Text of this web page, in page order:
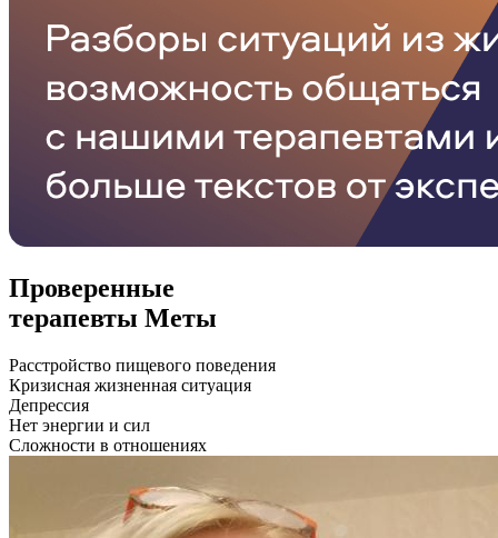
Проверенные
терапевты Меты
Расстройство пищевого поведения
Кризисная жизненная ситуация
Депрессия
Нет энергии и сил
Сложности в отношениях